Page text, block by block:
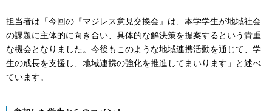
担当者は「今回の『マジレス意見交換会』は、本学学生が地域社会
の課題に主体的に向き合い、具体的な解決策を提案するという貴重
な機会となりました。今後もこのような地域連携活動を通じて、学
生の成長を支援し、地域連携の強化を推進してまいります」と述べ
ています。